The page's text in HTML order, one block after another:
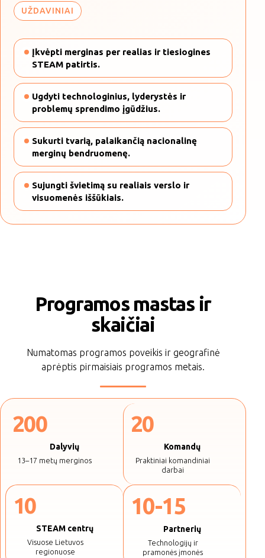
UŽDAVINIAI
Įkvėpti merginas per realias ir tiesiogines
STEAM patirtis.
Ugdyti technologinius, lyderystės ir
problemų sprendimo įgūdžius.
Sukurti tvarią, palaikančią nacionalinę
merginų bendruomenę.
Sujungti švietimą su realiais verslo ir
visuomenės iššūkiais.
Programos mastas ir
skaičiai
Numatomas programos poveikis ir geografinė
aprėptis pirmaisiais programos metais.
200
Dalyvių
13–17 metų merginos
20
Komandų
Praktiniai komandiniai
darbai
10
STEAM centrų
Visuose Lietuvos
regionuose
10-15
Partnerių
Technologijų ir
pramonės įmonės